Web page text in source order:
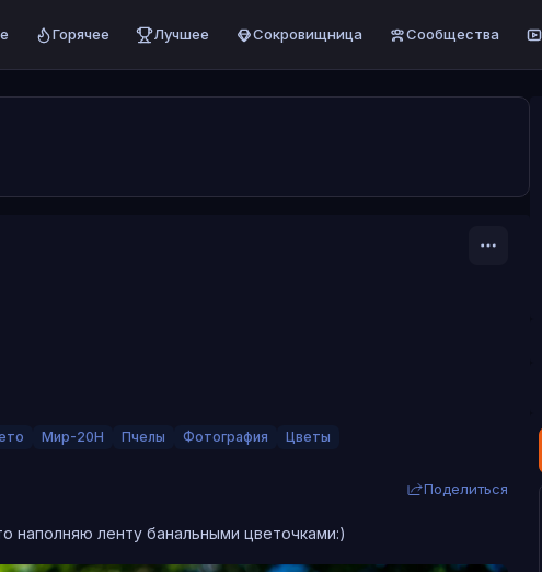
Горячее Лучшее Сокровищница Сообщества
Мир-20Н Пчелы Фотография Цветы
Поделиться
наполняю ленту банальными цветочками:)